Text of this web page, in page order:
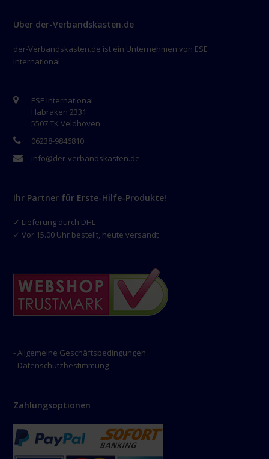
Über der-Verbandskasten.de
der-Verbandskasten.de ist ein Unternehmen von ESE
International
ESE International
Habraken 2331
5507 TK Veldhoven
06238-9846810
info@der-verbandskasten.de
Ihr Partner für Erste-Hilfe-Produkte!
✓ Lieferung durch DHL
✓ Vor 15.00 Uhr bestellt, heute versandt
- Allgemeine Geschäftsbedingungen
- Datenschutzbestimmung
Zahlungsoptionen